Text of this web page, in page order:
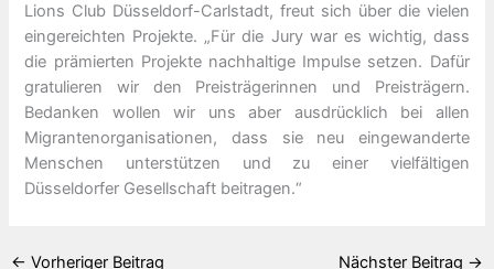
Lions Club Düsseldorf-Carlstadt, freut sich über die vielen
eingereichten Projekte. „Für die Jury war es wichtig, dass
die prämierten Projekte nachhaltige Impulse setzen. Dafür
gratulieren wir den Preisträgerinnen und Preisträgern.
Bedanken wollen wir uns aber ausdrücklich bei allen
Migrantenorganisationen, dass sie neu eingewanderte
Menschen unterstützen und zu einer vielfältigen
Düsseldorfer Gesellschaft beitragen.“
← Vorheriger Beitrag Nächster Beitrag →